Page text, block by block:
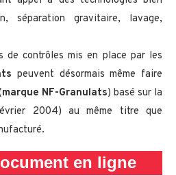
séparation gravitaire, lavage,
de contrôles mis en place par les
peuvent désormais même faire
marque NF-Granulats) basé sur la
2004) au même titre que
en ligne